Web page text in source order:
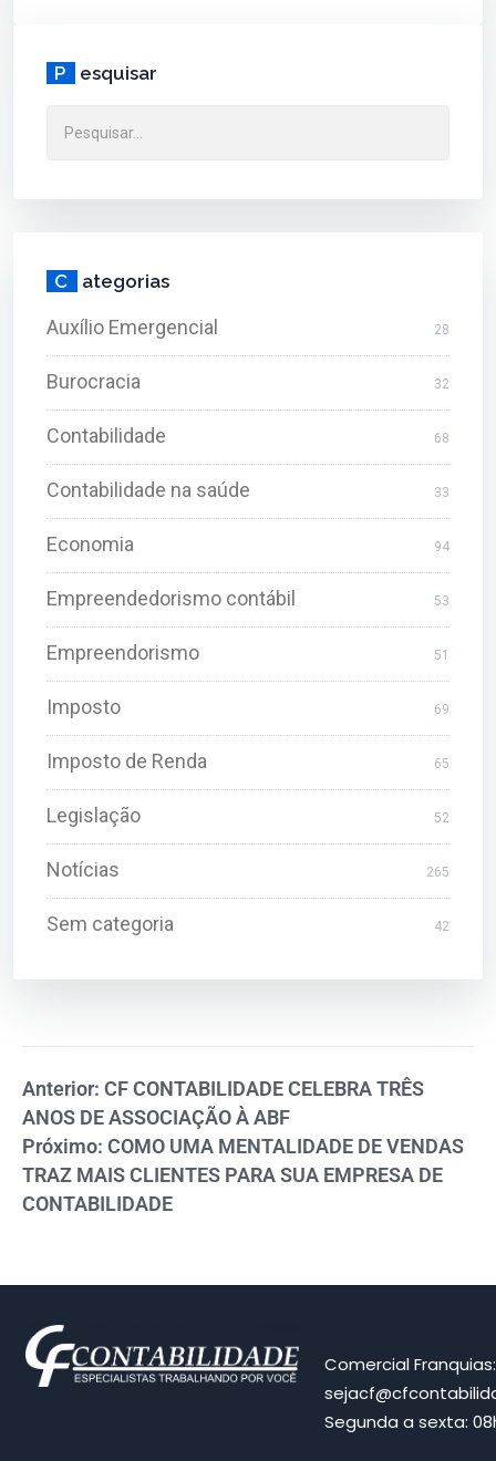
P esquisar
C ategorias
Auxílio Emergencial 28
Burocracia 32
Contabilidade 68
Contabilidade na saúde 33
Economia 94
Empreendedorismo contábil 53
Empreendorismo 51
Imposto 69
Imposto de Renda 65
Legislação 52
Notícias 265
Sem categoria 42
Anterior: CF CONTABILIDADE CELEBRA TRÊS
ANOS DE ASSOCIAÇÃO À ABF
Próximo: COMO UMA MENTALIDADE DE VENDAS
TRAZ MAIS CLIENTES PARA SUA EMPRESA DE
CONTABILIDADE
Comercial
Segunda a sexta: